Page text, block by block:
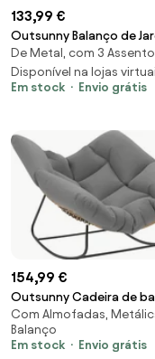
133,99 €
Outsunny Balanço de
Lugares Teto
Inclinação ajustável
Encosto Ergonómicos
De Metal, com 3
Disponível na lojas
Em stock
Envio grátis
154,99 €
Outsunny Cadeira de
Poltrona de balanço
almofada resistente às
intempéries Cadeira de
Com Almofadas,
Balanço
Em stock
Envio grátis